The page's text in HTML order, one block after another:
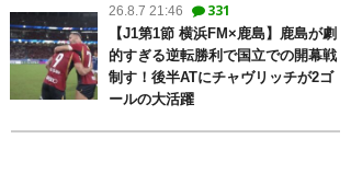
26.8.7 21:46 331
【J1第1節 横浜FM×鹿島】鹿島が劇
的すぎる逆転勝利で国立での開幕戦
制す！後半ATにチャヴリッチが2ゴ
ールの大活躍